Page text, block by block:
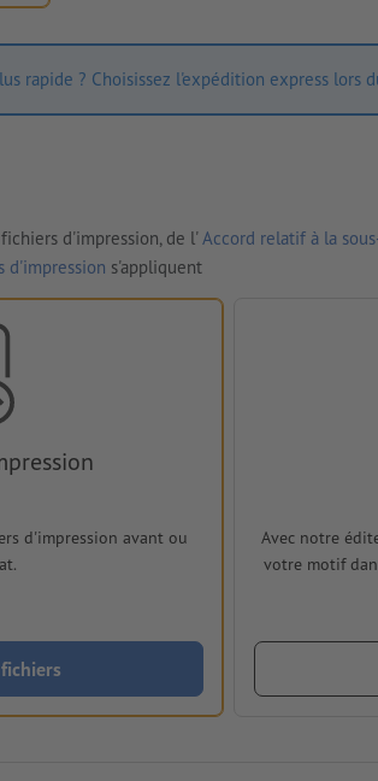
rapide ? Choisissez l'expédition express lors
d'impression, de l'Accord relatif à la
d'impression s'appliquent
d'impression avant ou
Avec notre
votre motif